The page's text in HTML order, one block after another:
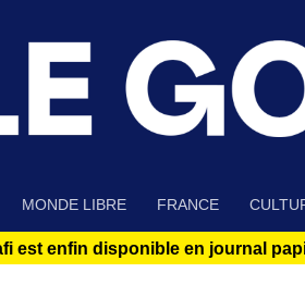
MONDE LIBRE FRANCE
est enfin disponible en journal